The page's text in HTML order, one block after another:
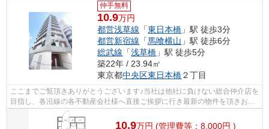
仲手無料
10.9万円
都営浅草線 「東日本橋 」駅 徒歩3分
都営新宿線 「馬喰横山 」駅 徒歩6分
総武線 「浅草橋 」駅 徒歩5分
築22年 / 23.94㎡
東京都中央区東日本橋２丁目
ここまでご覧頂きありがとうございます♪当社は他社に負けない総合仲介店を
目指し、各沿線の各不動産会社様へ直接ご挨拶に行き最新の物件を頂きお客
様へ提供しております！最新の情報は...
10.9万円 (管理費等：8,000円 )